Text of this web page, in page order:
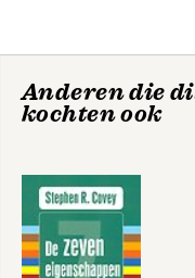
Anderen die
kochten ook